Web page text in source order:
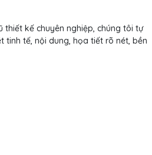
thiết kế chuyên nghiệp, chúng tôi tự
tinh tế, nội dung, họa tiết rõ nét, bền